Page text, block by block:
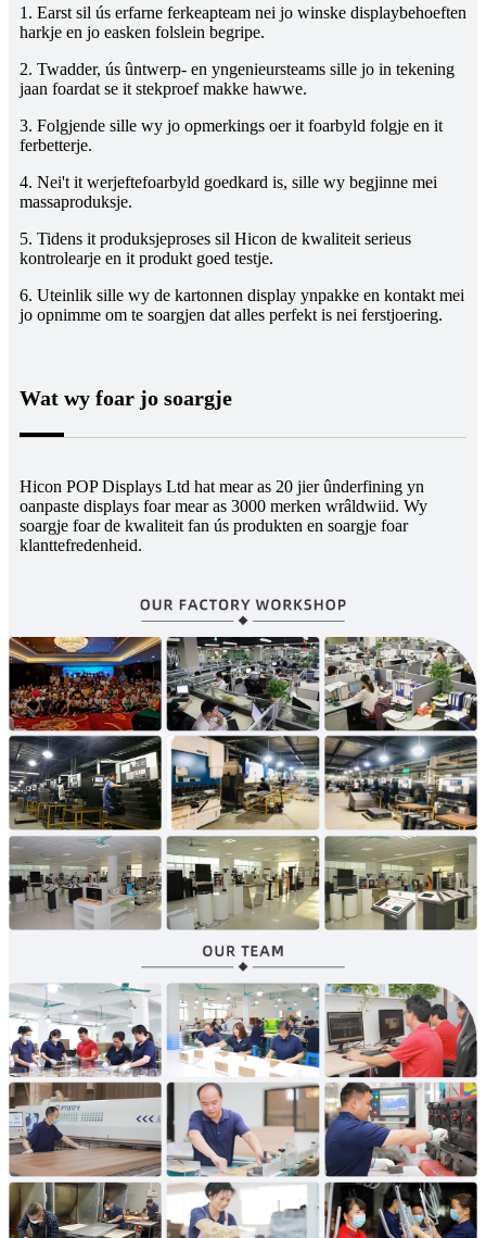
1. Earst sil ús erfarne ferkeapteam nei jo winske displaybehoeften
harkje en jo easken folslein begripe.
2. Twadder, ús ûntwerp- en yngenieursteams sille jo in tekening
jaan foardat se it stekproef makke hawwe.
3. Folgjende sille wy jo opmerkings oer it foarbyld folgje en it
ferbetterje.
4. Nei't it werjeftefoarbyld goedkard is, sille wy begjinne mei
massaproduksje.
5. Tidens it produksjeproses sil Hicon de kwaliteit serieus
kontrolearje en it produkt goed testje.
6. Uteinlik sille wy de kartonnen display ynpakke en kontakt mei
jo opnimme om te soargjen dat alles perfekt is nei ferstjoering.
Wat wy foar jo soargje
Hicon POP Displays Ltd hat mear as 20 jier ûnderfining yn
oanpaste displays foar mear as 3000 merken wrâldwiid. Wy
soargje foar de kwaliteit fan ús produkten en soargje foar
klanttefredenheid.